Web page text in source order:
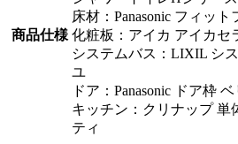
商品仕様
床材：Panasonic フィット
化粧板：アイカ アイカセ
システムバス：LIXIL シ
ユ
ドア：Panasonic ドア枠
キッチン：クリナップ 単
ティ